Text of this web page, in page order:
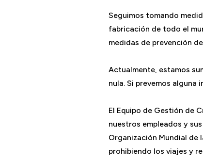
Seguimos tomando
fabricación de todo el
medidas de prevención
Actualmente, estamos
nula. Si prevemos
El Equipo de Gestión de
nuestros empleados y
Organización Mundial de
prohibiendo los viajes y